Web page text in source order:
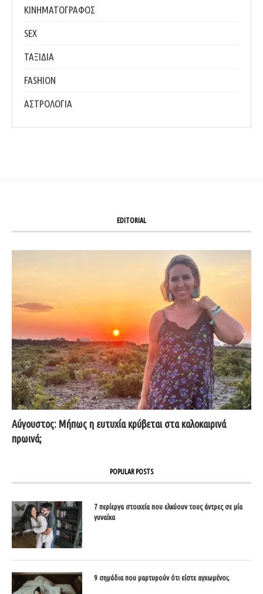
ΚΙΝΗΜΑΤΟΓΡΑΦΟΣ
SEX
ΤΑΞΙΔΙΑ
FASHION
ΑΣΤΡΟΛΟΓΙΑ
EDITORIAL
Αύγουστος: Μήπως η ευτυχία κρύβεται στα καλοκαιρινά
πρωινά;
POPULAR POSTS
7 περίεργα στοιχεία που ελκύουν τους άντρες σε μία
γυναίκα
9 σημάδια που μαρτυρούν ότι είστε αγχωμένοι;